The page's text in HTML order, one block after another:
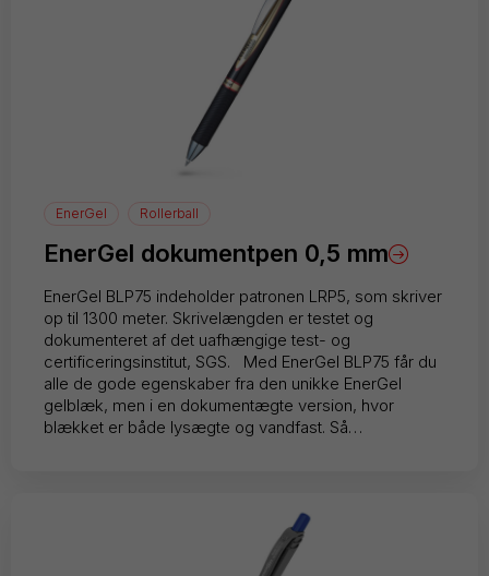
EnerGel Rollerball
EnerGel dokumentpen 0,5 mm
EnerGel BLP75 indeholder patronen LRP5, som skriver
op til 1300 meter. Skrivelængden er testet og
dokumenteret af det uafhængige test- og
certificeringsinstitut, SGS. Med EnerGel BLP75 får du
alle de gode egenskaber fra den unikke EnerGel
gelblæk, men i en dokumentægte version, hvor
blækket er både lysægte og vandfast. Så…